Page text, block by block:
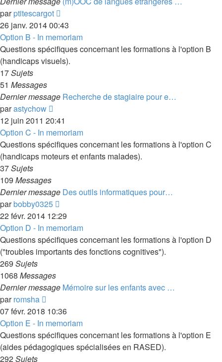
parptitescargot
le
dernier
message
26 janv. 2014 00:43
Option B - In memoriam
Questions spécifiques concernant les formations à l'option B
(handicaps visuels).
17Sujets
51 Messages
Dernier message Recherche de stagiaire pour e…
parastychow
le
dernier
message
12 juin 2011 20:41
Option C - In memoriam
Questions spécifiques concernant les formations à l'option C
(handicaps moteurs et enfants malades).
37Sujets
109 Messages
Dernier message Des outils informatiques pour…
parbobby0325
le
dernier
message
22 févr. 2014 12:29
Option D - In memoriam
Questions spécifiques concernant les formations à l'option D
("troubles importants des fonctions cognitives").
269 Sujets
1068 Messages
Dernier message Mémoire sur les enfants avec …
parromsha
le
dernier
message
07 févr. 2018 10:36
Option E - In memoriam
Questions spécifiques concernant les formations à l'option E
(aides pédagogiques spécialisées en RASED).
292Sujets